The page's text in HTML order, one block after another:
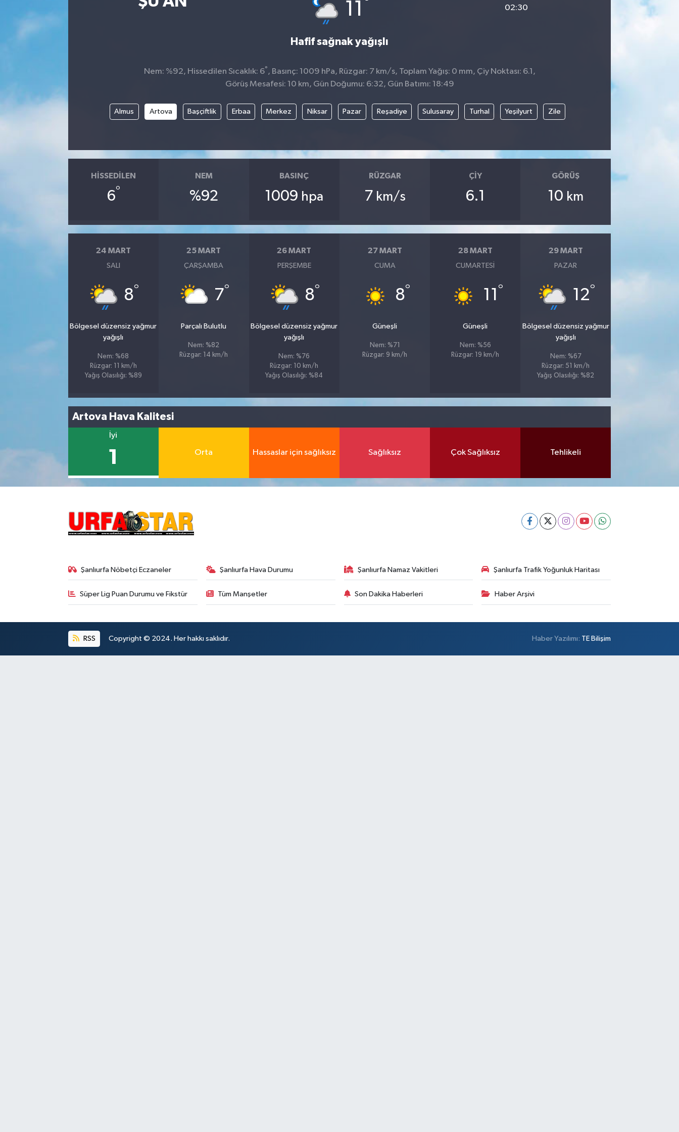
11
Hafif sağnak yağışlı
02:30
Nem: %92, Hissedilen Sıcaklık: 6° , Basınç: 1009 hPa, Rüzgar: 7 km/s, Toplam Yağış: 0 mm, Çiy Noktası: 6.1,
Görüş Mesafesi: 10 km, Gün Doğumu: 6:32, Gün Batımı: 18:49
Almus Artova Başçiftlik Erbaa Merkez Niksar Pazar Reşadiye Sulusaray Turhal Yeşilyurt Zile
HISSEDILEN
6°
NEM
%92
BASINÇ
1009 hpa
RÜZGAR
7 km/s
ÇIY
6.1
GÖRÜŞ
10 km
24 MART
SALI
8°
Bölgesel düzensiz yağmur
yağışlı
Nem: %68
Rüzgar: 11 km/h
Yağış Olasılığı: %89
25 MART
ÇARŞAMBA
7°
Parçalı Bulutlu
Nem: %82
Rüzgar: 14 km/h
26 MART
PERŞEMBE
8°
Bölgesel düzensiz yağmur
yağışlı
Nem: %76
Rüzgar: 10 km/h
Yağış Olasılığı: %84
27 MART
CUMA
8°
Güneşli
Nem: %71
Rüzgar: 9 km/h
28 MART
CUMARTESI
11 °
Güneşli
Nem: %56
Rüzgar: 19 km/h
29 MART
PAZAR
12°
Bölgesel düzensiz yağmur
yağışlı
Nem: %67
Rüzgar: 51 km/h
Yağış Olasılığı: %82
Artova Hava Kalitesi
İyi
1 Orta Hassaslar için sağlıksız Sağlıksız Çok Sağlıksız Tehlikeli
Şanlıurfa Nöbetçi Eczaneler Şanlıurfa Hava Durumu Şanlıurfa Namaz Vakitleri Şanlıurfa Trafik Yoğunluk Haritası
Süper Lig Puan Durumu ve Fikstür Tüm Manşetler Son Dakika Haberleri Haber Arşivi
RSS Copyright © 2024. Her hakkı saklıdır. Haber Yazılımı: TE Bilişim